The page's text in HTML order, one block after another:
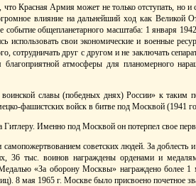
Красная Армия может не только отступать, но и
влияние на дальнейший ход как Великой
общепланетарного масштаба: 1 января 1942
использовать свои экономические и военные
сотрудничать друг с другом и не заключать
атмосферы для планомерного
славы (победных днях) России» к
фашистских войск в битве под Москвой (1941
Именно под Москвой он потерпел свое
советских людей. За доблесть
36 тыс. воинов награждены орденами и
«За оборону Москвы» награждено более 1
8 мая 1965 г. Москве было присвоено почетное